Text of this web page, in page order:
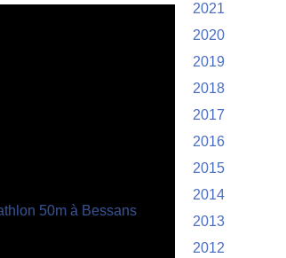
2021
2020
2019
2018
2017
2016
2015
2014
2013
2012